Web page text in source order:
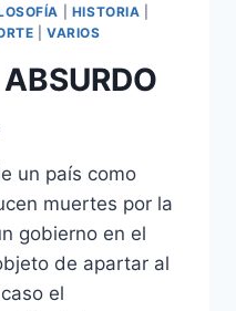
HISTORIA
|VARIOS
un país como
muertes por la
gobierno en el
de apartar al
el